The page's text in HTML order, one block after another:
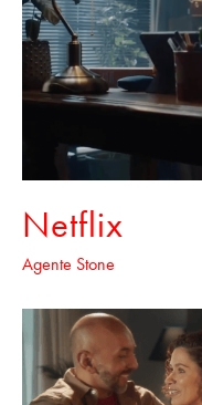
Netflix
Agente Stone